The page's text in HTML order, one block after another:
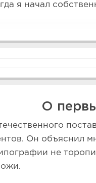
я начал
О
Он объяснил
не